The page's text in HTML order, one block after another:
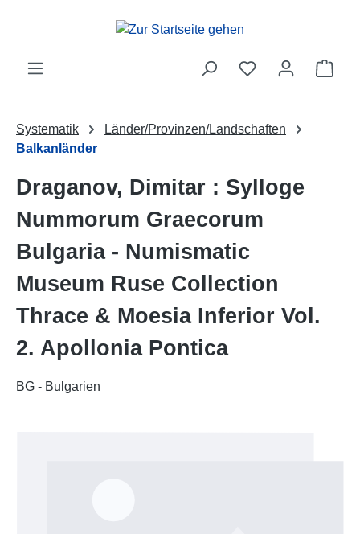
Zum Hauptinhalt springen
Systematik
Länder/Provinzen/Landschaften
Balkanländer
Draganov, Dimitar : Sylloge
Nummorum Graecorum
Bulgaria - Numismatic
Museum Ruse Collection
Thrace & Moesia Inferior Vol.
2. Apollonia Pontica
BG - Bulgarien